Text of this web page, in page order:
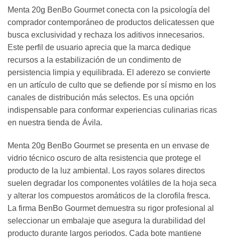
Menta 20g BenBo Gourmet conecta con la psicología del
comprador contemporáneo de productos delicatessen que
busca exclusividad y rechaza los aditivos innecesarios.
Este perfil de usuario aprecia que la marca dedique
recursos a la estabilización de un condimento de
persistencia limpia y equilibrada. El aderezo se convierte
en un artículo de culto que se defiende por sí mismo en los
canales de distribución más selectos. Es una opción
indispensable para conformar experiencias culinarias ricas
en nuestra tienda de Ávila.
Menta 20g BenBo Gourmet se presenta en un envase de
vidrio técnico oscuro de alta resistencia que protege el
producto de la luz ambiental. Los rayos solares directos
suelen degradar los componentes volátiles de la hoja seca
y alterar los compuestos aromáticos de la clorofila fresca.
La firma BenBo Gourmet demuestra su rigor profesional al
seleccionar un embalaje que asegura la durabilidad del
producto durante largos periodos. Cada bote mantiene